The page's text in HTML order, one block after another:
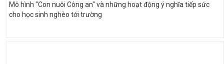
Mô hình "Con nuôi Công an" và những hoạt động ý nghĩa tiếp sức
cho học sinh nghèo tới trường